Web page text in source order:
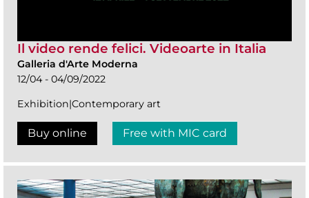
Il video rende felici. Videoarte in Italia
Galleria d'Arte Moderna
12/04 - 04/09/2022
Exhibition|Contemporary art
Buy online Free with MIC card